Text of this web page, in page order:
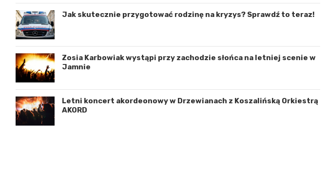
Jak skutecznie przygotować rodzinę na kryzys? Sprawdź to teraz!
Zosia Karbowiak wystąpi przy zachodzie słońca na letniej scenie w
Jamnie
Letni koncert akordeonowy w Drzewianach z Koszalińską Orkiestrą
AKORD